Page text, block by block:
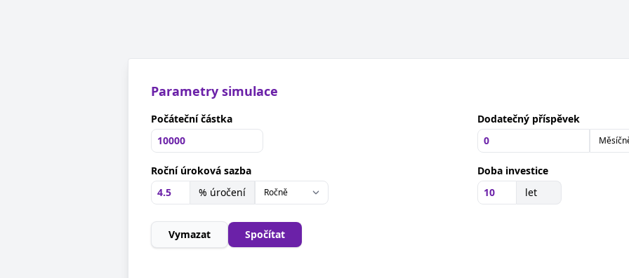
Parametry simulace
Počáteční částka Dodatečný příspěvek
Roční úroková sazba
% úročení
Doba investice
let
Vymazat Spočítat